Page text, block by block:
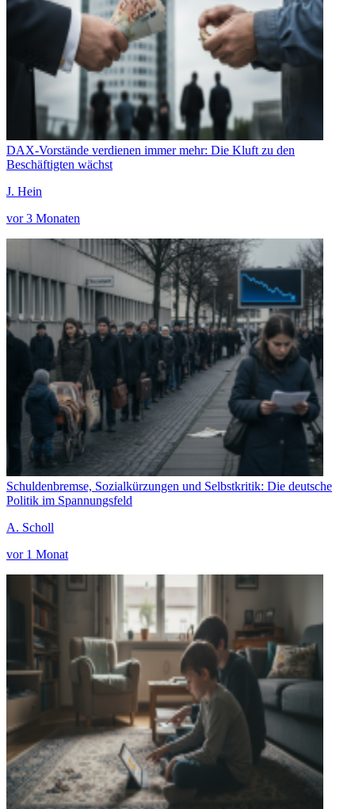
DAX-Vorstände verdienen immer mehr: Die Kluft zu den
Beschäftigten wächst
J. Hein
vor 3 Monaten
Schuldenbremse, Sozialkürzungen und Selbstkritik: Die deutsche
Politik im Spannungsfeld
A. Scholl
vor 1 Monat